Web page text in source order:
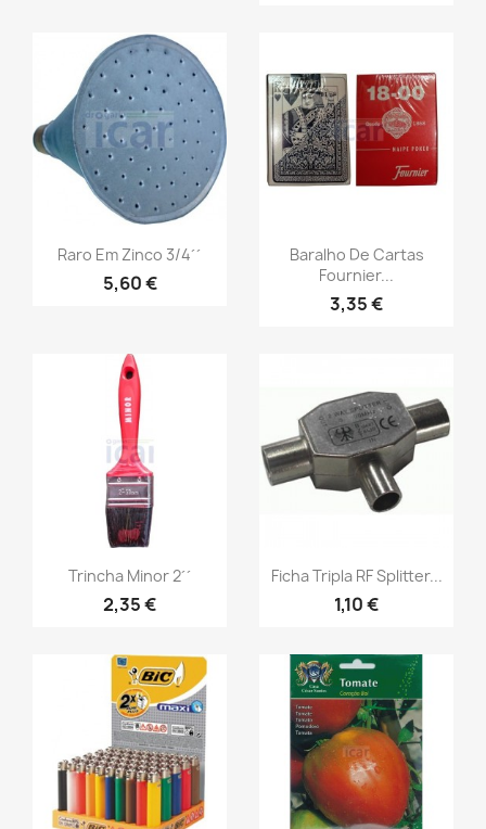
Raro Em Zinco 3/4´´
5,60 €
Baralho De Cartas
Fournier...
3,35 €
Trincha Minor 2´´
2,35 €
Ficha Tripla RF Splitter...
1,10 €